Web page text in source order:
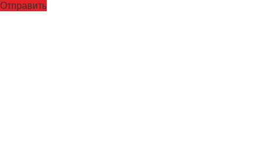
Отправить